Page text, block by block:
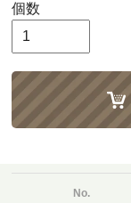
個数
No.